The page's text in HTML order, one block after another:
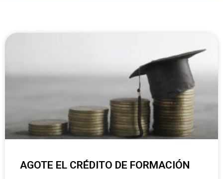
AGOTE EL CRÉDITO DE FORMACIÓN